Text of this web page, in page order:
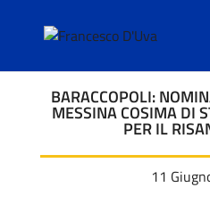
BARACCOPOLI:
MESSINA COSIMA DI
PER IL
11